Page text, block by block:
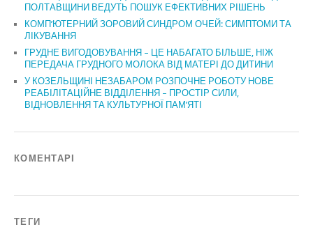
ПОЛТАВЩИНИ ВЕДУТЬ ПОШУК ЕФЕКТИВНИХ РІШЕНЬ
КОМП’ЮТЕРНИЙ ЗОРОВИЙ СИНДРОМ ОЧЕЙ: СИМПТОМИ ТА
ЛІКУВАННЯ
ГРУДНЕ ВИГОДОВУВАННЯ – ЦЕ НАБАГАТО БІЛЬШЕ, НІЖ
ПЕРЕДАЧА ГРУДНОГО МОЛОКА ВІД МАТЕРІ ДО ДИТИНИ
У КОЗЕЛЬЩИНІ НЕЗАБАРОМ РОЗПОЧНЕ РОБОТУ НОВЕ
РЕАБІЛІТАЦІЙНЕ ВІДДІЛЕННЯ – ПРОСТІР СИЛИ,
ВІДНОВЛЕННЯ ТА КУЛЬТУРНОЇ ПАМ’ЯТІ
КОМЕНТАРІ
ТЕГИ